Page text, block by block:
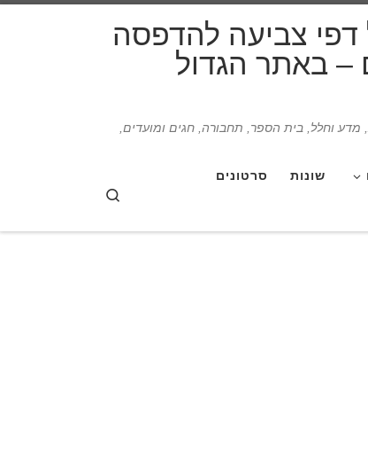
דפי צביעה להדפסה
– באתר הגדול
מדע וחלל, בית הספר, תחבורה, חגים ומועדים,
שונות סרטונים